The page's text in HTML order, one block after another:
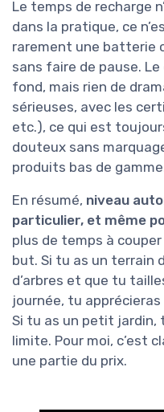
Le temps de recharge
dans la pratique, ce
rarement une batterie
sans faire de pause.
fond, mais rien de
sérieuses, avec les
etc.), ce qui est
douteux sans
produits bas de
En résumé, niveau
particulier, et même
plus de temps à couper
but. Si tu as un terrain
d’arbres et que tu
journée, tu
Si tu as un petit jardin,
limite. Pour moi, c’est
une partie du prix.